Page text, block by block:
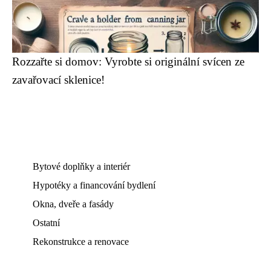
Rozzařte si domov: Vyrobte si originální svícen ze
zavařovací sklenice!
Bytové doplňky a interiér
Hypotéky a financování bydlení
Okna, dveře a fasády
Ostatní
Rekonstrukce a renovace